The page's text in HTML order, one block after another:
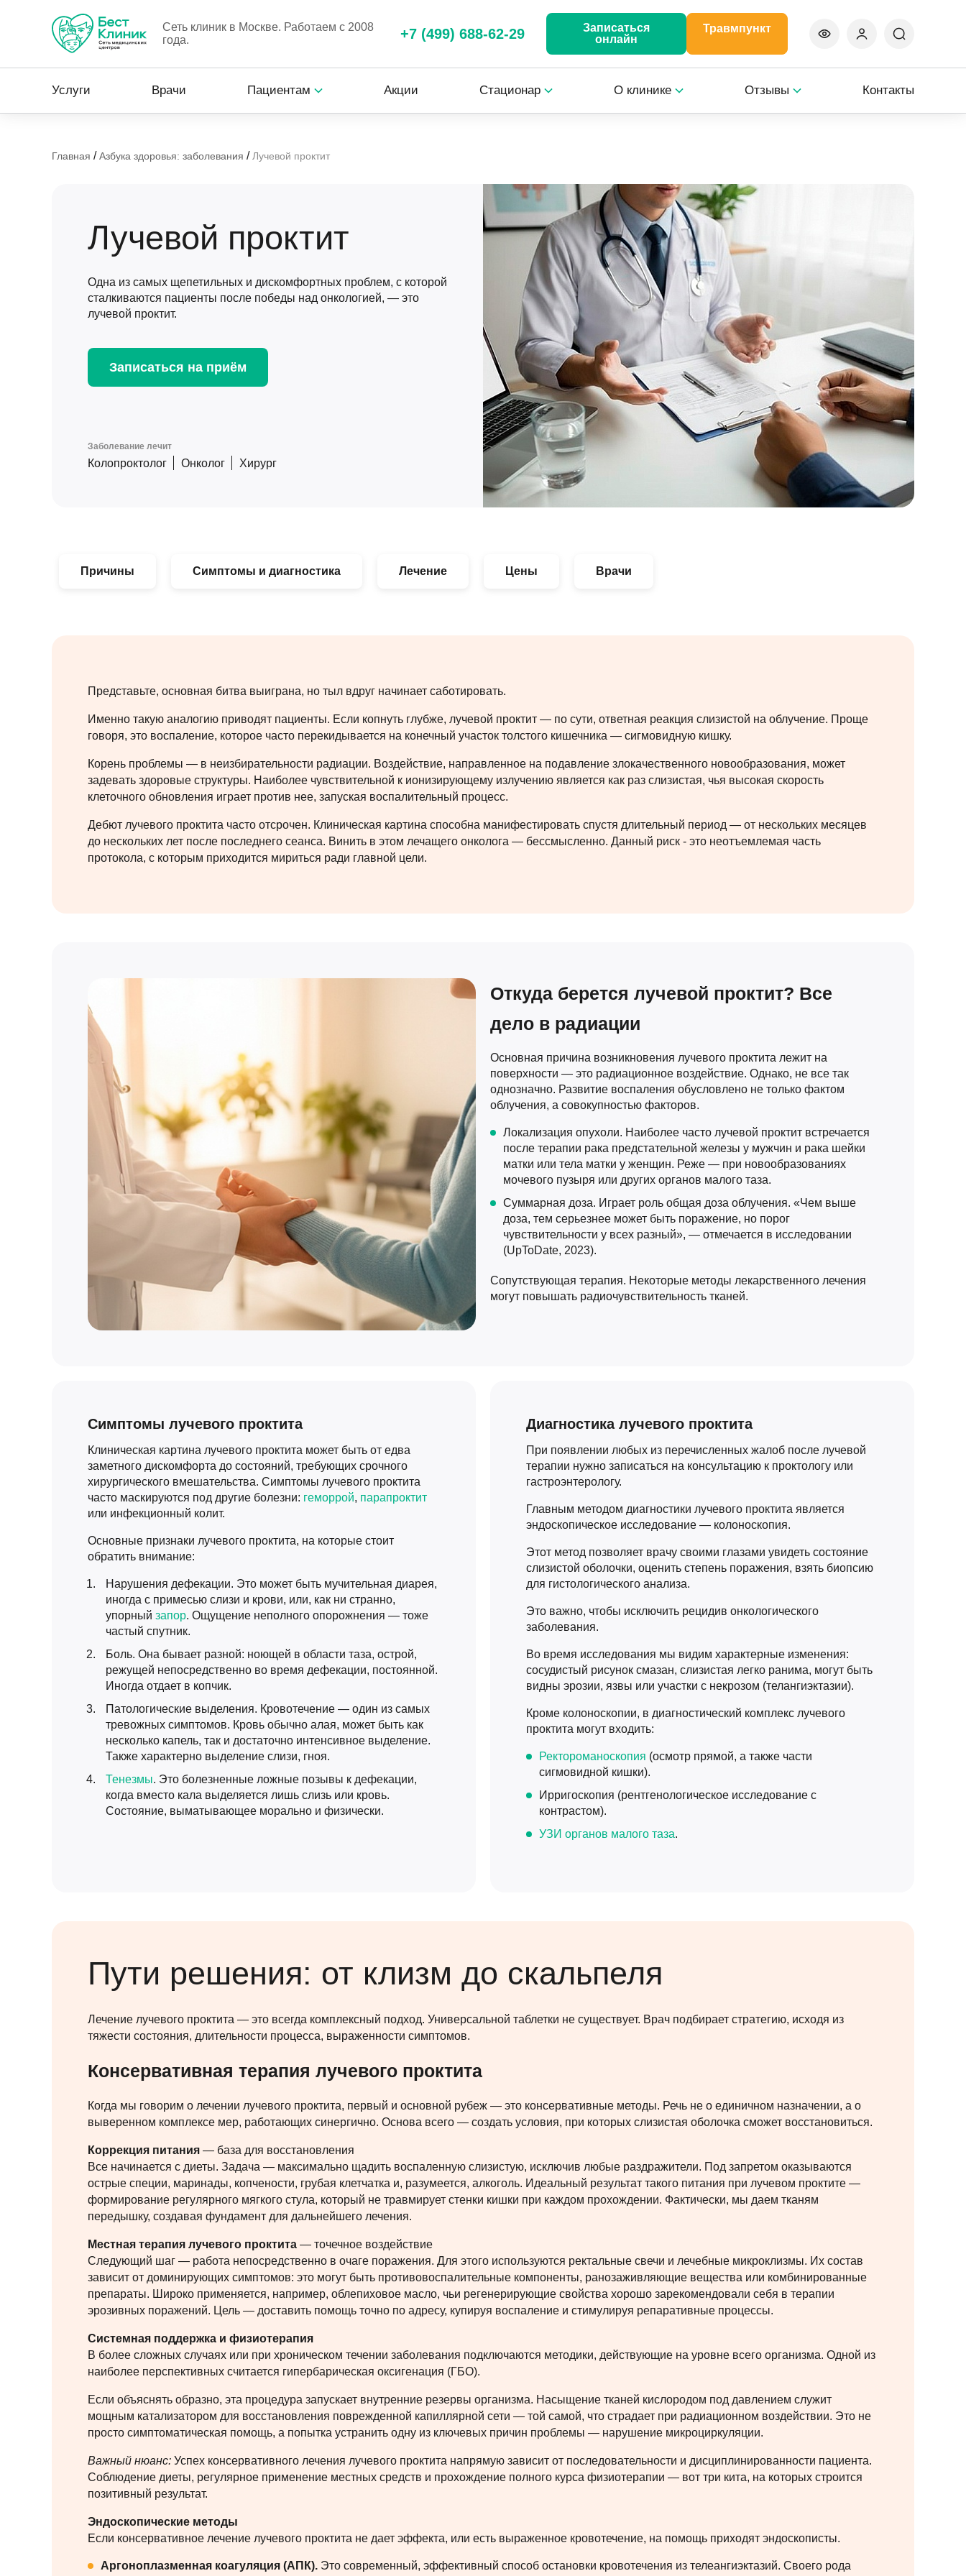
Сеть клиник в Москве. Работаем с 2008
года.
+7 (499) 688-62-29
Записаться
онлайн
Травмпункт
Услуги Врачи Пациентам Акции Стационар О клинике Отзывы Контакты
Главная /Азбука здоровья: заболевания / Лучевой проктит
Лучевой проктит
Одна из самых щепетильных и дискомфортных проблем, с которой
сталкиваются пациенты после победы над онкологией, — это
лучевой проктит.
Записаться на приём
Заболевание лечит
Колопроктолог Онколог Хирург
Причины Симптомы и диагностика Лечение Цены Врачи
Представьте, основная битва выиграна, но тыл вдруг начинает саботировать.
Именно такую аналогию приводят пациенты. Если копнуть глубже, лучевой проктит — по сути, ответная реакция слизистой на облучение. Проще
говоря, это воспаление, которое часто перекидывается на конечный участок толстого кишечника — сигмовидную кишку.
Корень проблемы — в неизбирательности радиации. Воздействие, направленное на подавление злокачественного новообразования, может
задевать здоровые структуры. Наиболее чувствительной к ионизирующему излучению является как раз слизистая, чья высокая скорость
клеточного обновления играет против нее, запуская воспалительный процесс.
Дебют лучевого проктита часто отсрочен. Клиническая картина способна манифестировать спустя длительный период — от нескольких месяцев
до нескольких лет после последнего сеанса. Винить в этом лечащего онколога — бессмысленно. Данный риск - это неотъемлемая часть
протокола, с которым приходится мириться ради главной цели.
Откуда берется лучевой проктит? Все
дело в радиации
Основная причина возникновения лучевого проктита лежит на
поверхности — это радиационное воздействие. Однако, не все так
однозначно. Развитие воспаления обусловлено не только фактом
облучения, а совокупностью факторов.
Локализация опухоли. Наиболее часто лучевой проктит встречается
после терапии рака предстательной железы у мужчин и рака шейки
матки или тела матки у женщин. Реже — при новообразованиях
мочевого пузыря или других органов малого таза.
Суммарная доза. Играет роль общая доза облучения. «Чем выше
доза, тем серьезнее может быть поражение, но порог
чувствительности у всех разный», — отмечается в исследовании
(UpToDate, 2023).
Сопутствующая терапия. Некоторые методы лекарственного лечения
могут повышать радиочувствительность тканей.
Симптомы лучевого проктита
Клиническая картина лучевого проктита может быть от едва
заметного дискомфорта до состояний, требующих срочного
хирургического вмешательства. Симптомы лучевого проктита
часто маскируются под другие болезни: геморрой, парапроктит
или инфекционный колит.
Основные признаки лучевого проктита, на которые стоит
обратить внимание:
Нарушения дефекации. Это может быть мучительная диарея,
иногда с примесью слизи и крови, или, как ни странно,
упорный запор. Ощущение неполного опорожнения — тоже
частый спутник.
Боль. Она бывает разной: ноющей в области таза, острой,
режущей непосредственно во время дефекации, постоянной.
Иногда отдает в копчик.
Патологические выделения. Кровотечение — один из самых
тревожных симптомов. Кровь обычно алая, может быть как
несколько капель, так и достаточно интенсивное выделение.
Также характерно выделение слизи, гноя.
Тенезмы. Это болезненные ложные позывы к дефекации,
когда вместо кала выделяется лишь слизь или кровь.
Состояние, выматывающее морально и физически.
Диагностика лучевого проктита
При появлении любых из перечисленных жалоб после лучевой
терапии нужно записаться на консультацию к проктологу или
гастроэнтерологу.
Главным методом диагностики лучевого проктита является
эндоскопическое исследование — колоноскопия.
Этот метод позволяет врачу своими глазами увидеть состояние
слизистой оболочки, оценить степень поражения, взять биопсию
для гистологического анализа.
Это важно, чтобы исключить рецидив онкологического
заболевания.
Во время исследования мы видим характерные изменения:
сосудистый рисунок смазан, слизистая легко ранима, могут быть
видны эрозии, язвы или участки с некрозом (телангиэктазии).
Кроме колоноскопии, в диагностический комплекс лучевого
проктита могут входить:
Ректороманоскопия (осмотр прямой, а также части
сигмовидной кишки).
Ирригоскопия (рентгенологическое исследование с
контрастом).
УЗИ органов малого таза.
Пути решения: от клизм до скальпеля
Лечение лучевого проктита — это всегда комплексный подход. Универсальной таблетки не существует. Врач подбирает стратегию, исходя из
тяжести состояния, длительности процесса, выраженности симптомов.
Консервативная терапия лучевого проктита
Когда мы говорим о лечении лучевого проктита, первый и основной рубеж — это консервативные методы. Речь не о единичном назначении, а о
выверенном комплексе мер, работающих синергично. Основа всего — создать условия, при которых слизистая оболочка сможет восстановиться.
Коррекция питания — база для восстановления
Все начинается с диеты. Задача — максимально щадить воспаленную слизистую, исключив любые раздражители. Под запретом оказываются
острые специи, маринады, копчености, грубая клетчатка и, разумеется, алкоголь. Идеальный результат такого питания при лучевом проктите —
формирование регулярного мягкого стула, который не травмирует стенки кишки при каждом прохождении. Фактически, мы даем тканям
передышку, создавая фундамент для дальнейшего лечения.
Местная терапия лучевого проктита — точечное воздействие
Следующий шаг — работа непосредственно в очаге поражения. Для этого используются ректальные свечи и лечебные микроклизмы. Их состав
зависит от доминирующих симптомов: это могут быть противовоспалительные компоненты, ранозаживляющие вещества или комбинированные
препараты. Широко применяется, например, облепиховое масло, чьи регенерирующие свойства хорошо зарекомендовали себя в терапии
эрозивных поражений. Цель — доставить помощь точно по адресу, купируя воспаление и стимулируя репаративные процессы.
Системная поддержка и физиотерапия
В более сложных случаях или при хроническом течении заболевания подключаются методики, действующие на уровне всего организма. Одной из
наиболее перспективных считается гипербарическая оксигенация (ГБО).
Если объяснять образно, эта процедура запускает внутренние резервы организма. Насыщение тканей кислородом под давлением служит
мощным катализатором для восстановления поврежденной капиллярной сети — той самой, что страдает при радиационном воздействии. Это не
просто симптоматическая помощь, а попытка устранить одну из ключевых причин проблемы — нарушение микроциркуляции.
Важный нюанс: Успех консервативного лечения лучевого проктита напрямую зависит от последовательности и дисциплинированности пациента.
Соблюдение диеты, регулярное применение местных средств и прохождение полного курса физиотерапии — вот три кита, на которых строится
позитивный результат.
Эндоскопические методы
Если консервативное лечение лучевого проктита не дает эффекта, или есть выраженное кровотечение, на помощь приходят эндоскописты.
Аргоноплазменная коагуляция (АПК). Это современный, эффективный способ остановки кровотечения из телеангиэктазий. Своего рода